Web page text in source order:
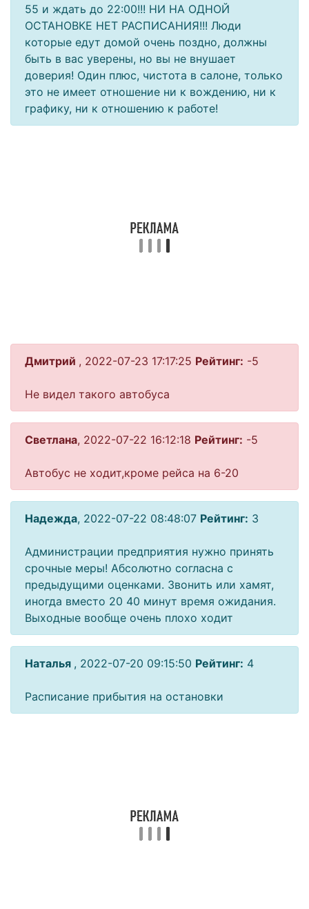
55 и ждать до 22:00!!! НИ НА ОДНОЙ
ОСТАНОВКЕ НЕТ РАСПИСАНИЯ!!! Люди
которые едут домой очень поздно, должны
быть в вас уверены, но вы не внушает
доверия! Один плюс, чистота в салоне, только
это не имеет отношение ни к вождению, ни к
графику, ни к отношению к работе!
Дмитрий , 2022-07-23 17:17:25 Рейтинг: -5
Не видел такого автобуса
Светлана, 2022-07-22 16:12:18 Рейтинг: -5
Автобус не ходит,кроме рейса на 6-20
Надежда, 2022-07-22 08:48:07 Рейтинг: 3
Администрации предприятия нужно принять
срочные меры! Абсолютно согласна с
предыдущими оценками. Звонить или хамят,
иногда вместо 20 40 минут время ожидания.
Выходные вообще очень плохо ходит
Наталья , 2022-07-20 09:15:50 Рейтинг: 4
Расписание прибытия на остановки